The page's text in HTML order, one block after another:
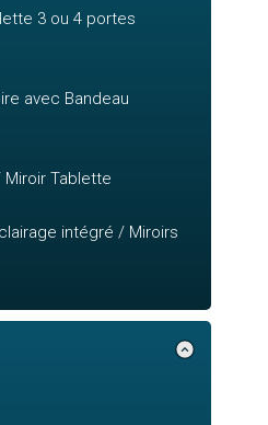
3 ou 4 portes
avec Bandeau
Tablette
intégré / Miroirs